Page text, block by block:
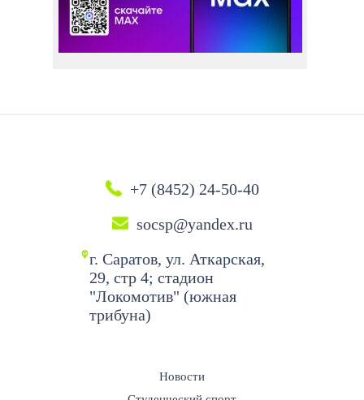
+7 (8452) 24-50-40
socsp@yandex.ru
г. Саратов, ул. Аткарская,
29, стр 4; стадион
"Локомотив" (южная
трибуна)
Новости